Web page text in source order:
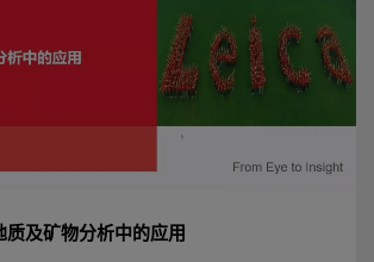
质及矿物分析中的应用